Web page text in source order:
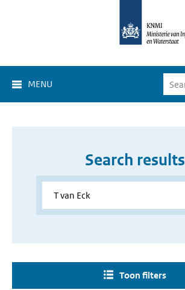
MENU
Search results
Toon filters